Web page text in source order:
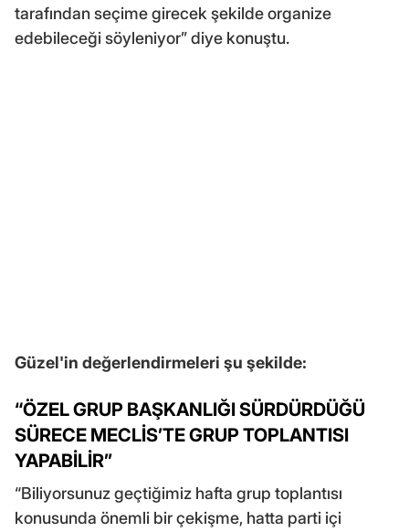
tarafından seçime girecek şekilde organize
edebileceği söyleniyor” diye konuştu.
Güzel'in değerlendirmeleri şu şekilde:
“ÖZEL GRUP BAŞKANLIĞI SÜRDÜRDÜĞÜ
SÜRECE MECLİS’TE GRUP TOPLANTISI
YAPABİLİR”
“Biliyorsunuz geçtiğimiz hafta grup toplantısı
konusunda önemli bir çekişme, hatta parti içi